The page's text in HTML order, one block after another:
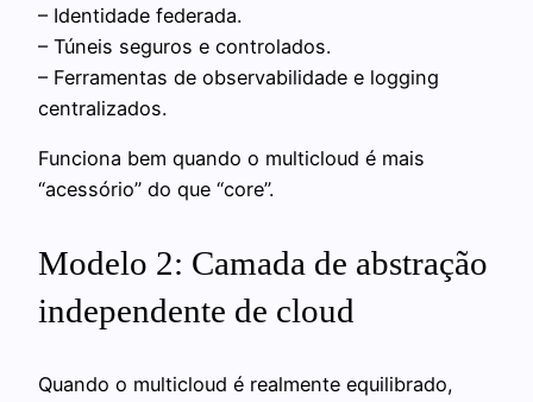
– Identidade federada.
– Túneis seguros e controlados.
– Ferramentas de observabilidade e logging
centralizados.
Funciona bem quando o multicloud é mais
“acessório” do que “core”.
Modelo 2: Camada de abstração
independente de cloud
Quando o multicloud é realmente equilibrado,